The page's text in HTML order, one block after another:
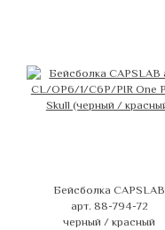
Бейсболка CAPSLAB
арт. 88-794-72
черный / красный